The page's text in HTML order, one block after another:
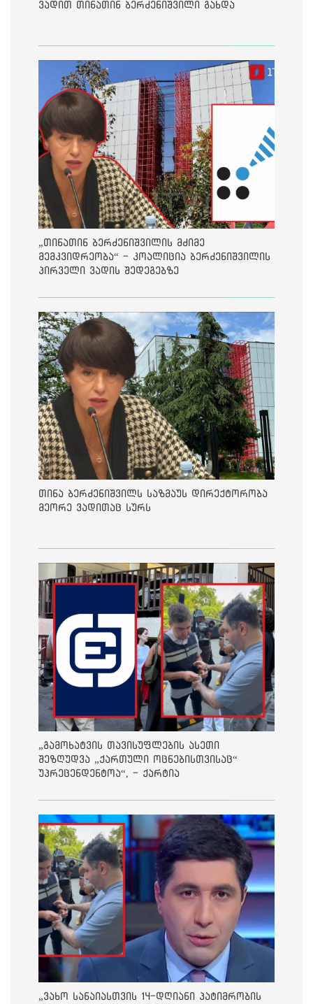
ვადით თინათინ ბერძენიშვილი გახდა
„თინათინ ბერძენიშვილის მძიმე
მემკვიდრეობა“ - კოალიცია ბერძენიშვილის
პირველი ვადის შედეგებზე
თინა ბერძენიშვილს საზმაუს დირექტორობა
მეორე ვადითაც სურს
„გამოხატვის თავისუფლების ასეთი
შეზღუდვა „ქართული ოცნებისთვისაც“
უპრეცენდენტოა“, - ქარტია
„ვახო სანაიასთვის 14-დღიანი პატიმრობის